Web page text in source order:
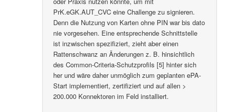
PrK.eGK.AUT_CVC eine Challenge zu signieren.
Denn die Nutzung von Karten ohne PIN war bis dato
nie vorgesehen. Eine entsprechende Schnittstelle
ist inzwischen spezifiziert, zieht aber einen
Rattenschwanz an Änderungen z. B. hinsichtlich
des Common-Criteria-Schutzprofils [5] hinter sich
her und wäre daher unmöglich zum geplanten ePA-
Start implementiert, zertifiziert und auf allen >
200.000 Konnektoren im Feld installiert.